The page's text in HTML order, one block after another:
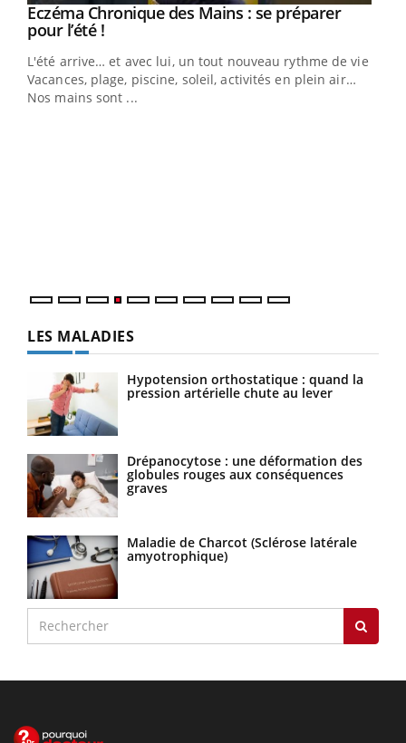
Youtube
Eczéma Chronique des Mains : se préparer
pour l’été !Youtube
L'été arrive… et avec lui, un tout nouveau rythme de vie !
Vacances, plage, piscine, soleil, activités en plein air…
Nos mains sont ...
Youtube
Diabète & Ramadan 2026Youtube
Le Ramadan approche, et, pour de nombreuses
personnes atteintes de diabète, c'est une période de
questions, de défis, mais ...
LES MALADIES
Hypotension orthostatique : quand la
pression artérielle chute au lever
Drépanocytose : une déformation des
globules rouges aux conséquences
graves
Maladie de Charcot (Sclérose latérale
amyotrophique)